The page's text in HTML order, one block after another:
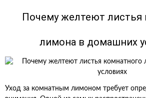
Почему желтеют листья
лимона в домашних
Уход за комнатным лимоном требует